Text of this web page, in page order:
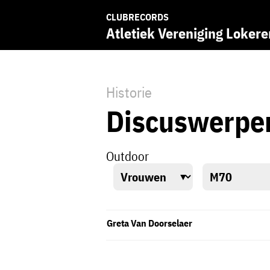
CLUBRECORDS
Atletiek Vereniging
Historie
Outdoor
Greta Van Doorselaer